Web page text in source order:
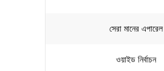
সেরা মানের এপারেল
ওয়াইড নির্বাচন